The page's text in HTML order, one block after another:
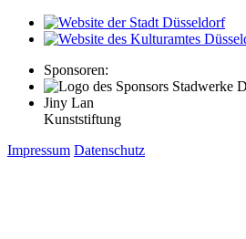
Sponsoren:
Jiny Lan
Kunststiftung
Impressum Datenschutz